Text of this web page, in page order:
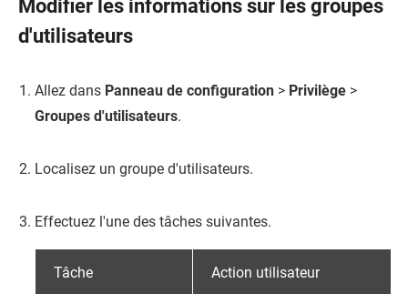
Modifier les informations sur les groupes
d'utilisateurs
Allez dans Panneau de configuration > Privilège >
Groupes d'utilisateurs.
Localisez un groupe d'utilisateurs.
Effectuez l'une des tâches suivantes.
Tâche Action utilisateur